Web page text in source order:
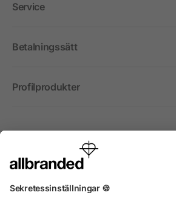
Service
Betalningssätt
Profilprodukter
Internationellt